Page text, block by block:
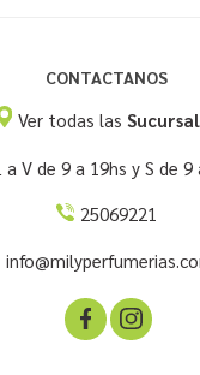
CONTACTANOS
Ver todas las
a V de 9 a 19hs y S de 9
25069221